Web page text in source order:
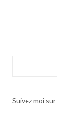
Suivez moi sur